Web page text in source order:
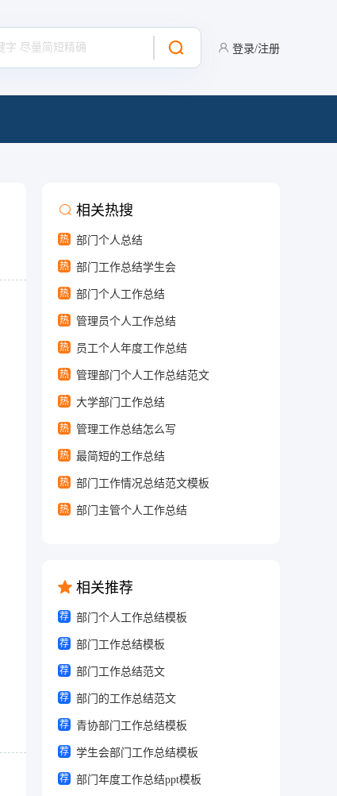
登录/注册
相关热搜
热 部门个人总结
热 部门工作总结学生会
热 部门个人工作总结
热 管理员个人工作总结
热 员工个人年度工作总结
热 管理部门个人工作总结范文
热 大学部门工作总结
热 管理工作总结怎么写
热 最简短的工作总结
热 部门工作情况总结范文模板
热 部门主管个人工作总结
相关推荐
荐 部门个人工作总结模板
荐 部门工作总结模板
荐 部门工作总结范文
荐 部门的工作总结范文
荐 青协部门工作总结模板
荐 学生会部门工作总结模板
荐 部门年度工作总结ppt模板